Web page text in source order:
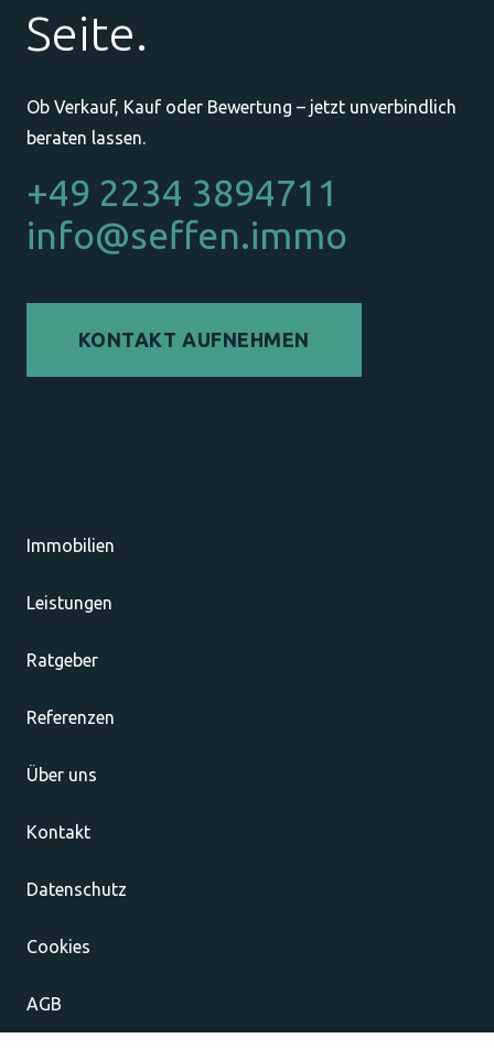
Seite.
Ob Verkauf, Kauf oder Bewertung – jetzt unverbindlich
beraten lassen.
+49 2234 3894711
info@seffen.immo
KONTAKT AUFNEHMEN
Immobilien
Leistungen
Ratgeber
Referenzen
Über uns
Kontakt
Datenschutz
Cookies
AGB